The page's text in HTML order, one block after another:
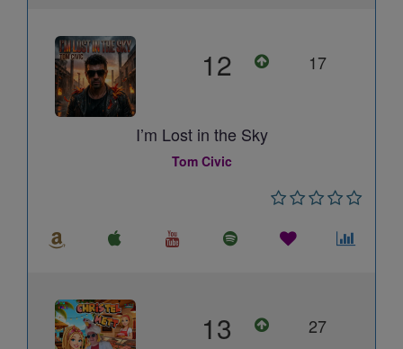
12 17
I’m Lost in the Sky
Tom Civic
13 27